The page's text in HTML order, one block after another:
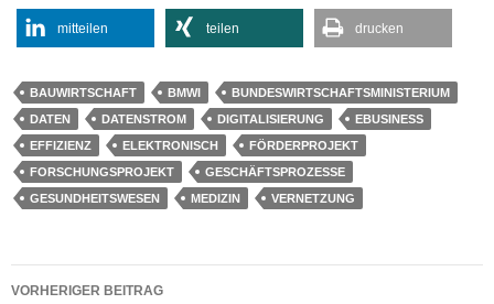
mitteilen teilen drucken
BAUWIRTSCHAFT BMWI
BUNDESWIRTSCHAFTSMINISTERIUM
DATEN
DATENSTROM DIGITALISIERUNG
EBUSINESS
EFFIZIENZ
ELEKTRONISCH
FÖRDERPROJEKT
FORSCHUNGSPROJEKT
GESCHÄFTSPROZESSE
GESUNDHEITSWESEN
MEDIZIN VERNETZUNG
Beitragsnavigation
VORHERIGER BEITRAG